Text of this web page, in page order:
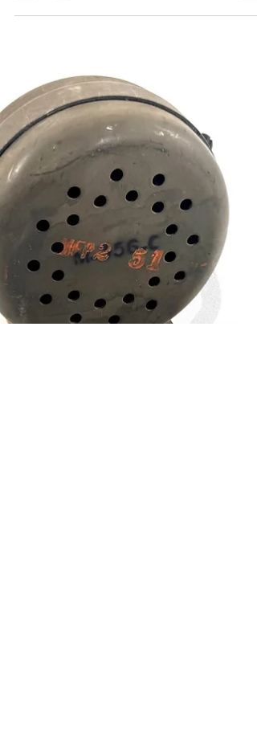
香菸(Lucky Strike)經典綠包裝未拆封軟包裝
《Black Water Museum Collections | 黑水博物
館藏》 1. 基本資料 文物名稱： 民國28年
(1939)紅吉士香菸經典綠未拆封軟包裝 英文
稱： 1939 Lucky Strike Green Cigarettes Soft
Pack (Series 109 Tax Stamp) 製造年份： 第二
世界大戰初期 / 民國28年(1939) 製造單位：
國菸草公司維吉尼亞州第130號工廠 (The
American Tobacco Company, Factory No. 130,
District of Virginia) 生產國家： 美國 (U.S.A.)
館藏單位： 黑水博物館 (Black Water
2. 藏品說明 本件藏品為一包於美國正式參戰
前之民國28年(1939)所生產